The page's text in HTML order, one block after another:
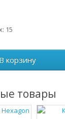
15
В корзину
товары